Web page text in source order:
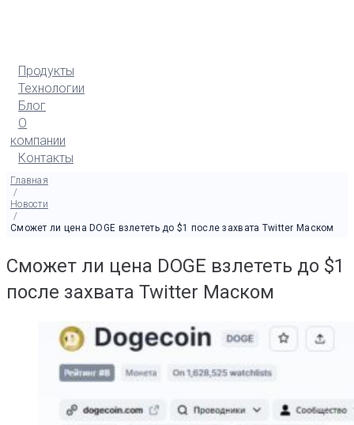
Продукты
Технологии
Блог
О
компании
Контакты
Главная
/
Новости
/
Сможет ли цена DOGE взлететь до $1 после захвата Twitter Маском
Сможет ли цена DOGE взлететь до $1
после захвата Twitter Маском